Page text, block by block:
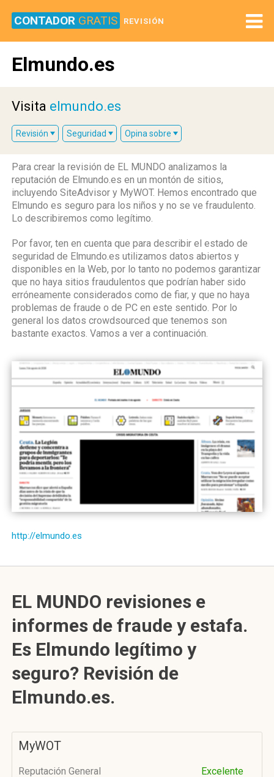
CONTADOR GRATIS REVISIÓN
Elmundo.es
Visita elmundo.es
Revisión Seguridad Opina sobre
Para crear la revisión de EL MUNDO analizamos la
reputación de Elmundo.es en un montón de sitios,
incluyendo SiteAdvisor y MyWOT. Hemos encontrado que
Elmundo es seguro para los niños y no se ve fraudulento.
Lo describiremos como legítimo.
Por favor, ten en cuenta que para describir el estado de
seguridad de Elmundo.es utilizamos datos abiertos y
disponibles en la Web, por lo tanto no podemos garantizar
que no haya sitios fraudulentos que podrían haber sido
erróneamente considerados como de fiar, y que no haya
problemas de fraude o de PC en este sentido. Por lo
general los datos crowdsourced que tenemos son
bastante exactos. Vamos a ver a continuación.
http://elmundo.es
EL MUNDO revisiones e
informes de fraude y estafa.
Es Elmundo legítimo y
seguro? Revisión de
Elmundo.es.
MyWOT
Reputación General Excelente